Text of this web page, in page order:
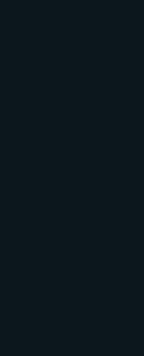
op wie het
voor de risico’s
de exploitatie van